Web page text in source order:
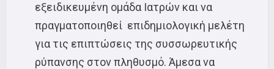
εξειδικευμένη ομάδα Ιατρών και να
πραγματοποιηθεί επιδημιολογική μελέτη
για τις επιπτώσεις της συσσωρευτικής
ρύπανσης στον πληθυσμό. Άμεσα να